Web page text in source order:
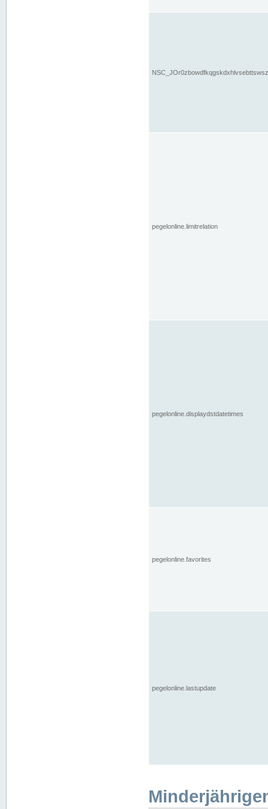
pegelonline.limitrelation
pegelonline.displaydstdatetimes
pegelonline.favorites
pegelonline.lastupdate